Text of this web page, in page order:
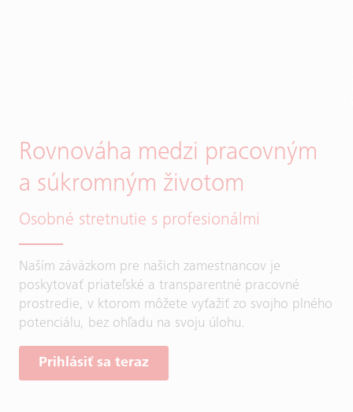
Rovnováha medzi pracovným
a súkromným životom
Osobné stretnutie s profesionálmi
Naším záväzkom pre našich zamestnancov je
poskytovať priateľské a transparentné pracovné
prostredie, v ktorom môžete vyťažiť zo svojho plného
potenciálu, bez ohľadu na svoju úlohu.
Prihlásiť sa teraz